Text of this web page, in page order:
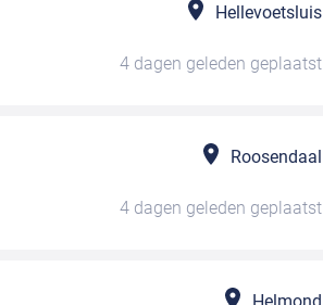
Hellevoetsluis
4 dagen geleden geplaatst
Roosendaal
4 dagen geleden geplaatst